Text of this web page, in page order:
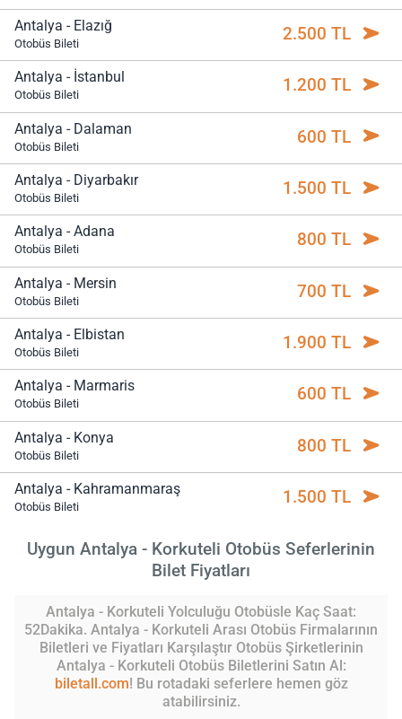
Antalya - Elazığ
Otobüs Bileti 2.500 TL
Antalya - İstanbul
Otobüs Bileti 1.200 TL
Antalya - Dalaman
Otobüs Bileti 600 TL
Antalya - Diyarbakır
Otobüs Bileti 1.500 TL
Antalya - Adana
Otobüs Bileti 800 TL
Antalya - Mersin
Otobüs Bileti 700 TL
Antalya - Elbistan
Otobüs Bileti 1.900 TL
Antalya - Marmaris
Otobüs Bileti 600 TL
Antalya - Konya
Otobüs Bileti 800 TL
Antalya - Kahramanmaraş
Otobüs Bileti 1.500 TL
Uygun Antalya - Korkuteli Otobüs Seferlerinin
Bilet Fiyatları
Antalya - Korkuteli Yolculuğu Otobüsle Kaç Saat:
52Dakika. Antalya - Korkuteli Arası Otobüs Firmalarının
Biletleri ve Fiyatları Karşılaştır Otobüs Şirketlerinin
Antalya - Korkuteli Otobüs Biletlerini Satın Al:
biletall.com! Bu rotadaki seferlere hemen göz
atabilirsiniz.